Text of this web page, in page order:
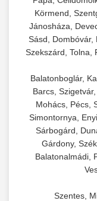
Körmend,
Jánosháza,
Sásd, Dombóvár,
Szekszárd, Tolna,
Balatonboglár,
Barcs,
Mohács, Pécs,
Simontornya,
Sárbogárd,
Gárdony,
Balatonalmádi,
Szentes,